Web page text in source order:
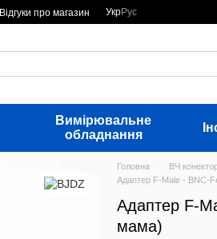
Відгуки про магазин УкрРус
Вимірювальне
обладнання
Головна ВЧ
Адаптер F-Male - BNC-
Адаптер F-
мама)